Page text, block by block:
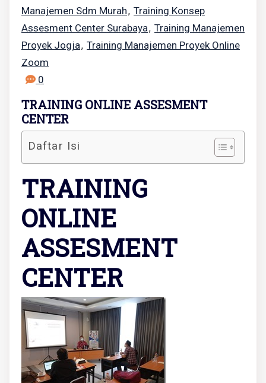
Manajemen Sdm Murah, Training Konsep
Assesment Center Surabaya, Training Manajemen
Proyek Jogja, Training Manajemen Proyek Online
Zoom
0
TRAINING ONLINE ASSESMENT
CENTER
Daftar Isi
TRAINING
ONLINE
ASSESMENT
CENTER